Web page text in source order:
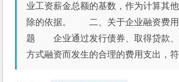
业工资薪金总额的基数，作为计算其
除的依据。 二、关于企业融资费用
题 企业通过发行债券、取得贷款、
方式融资而发生的合理的费用支出，符